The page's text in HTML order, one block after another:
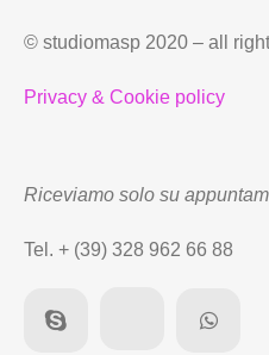
© studiomasp 2020 – all
Privacy & Cookie policy
Riceviamo solo su
Tel. + (39) 328 962 66 88